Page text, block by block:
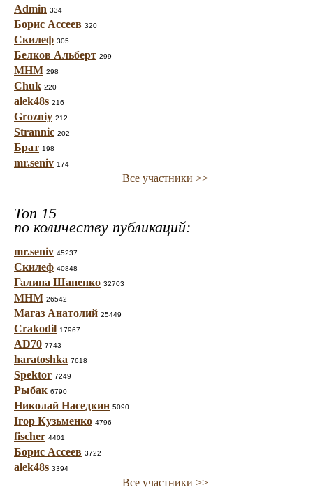
Admin 334
Борис Ассеев 320
Скилеф 305
Белков Альберт 299
МНМ 298
Chuk 220
alek48s 216
Grozniy 212
Strannic 202
Брат 198
mr.seniv 174
Все участники >>
Топ 15
по количеству публикаций:
mr.seniv 45237
Скилеф 40848
Галина Шаненко 32703
МНМ 26542
Магаз Анатолий 25449
Crakodil 17967
AD70 7743
haratoshka 7618
Spektor 7249
Рыбак 6790
Николай Наседкин 5090
Ігор Кузьменко 4796
fischer 4401
Борис Ассеев 3722
alek48s 3394
Все участники >>